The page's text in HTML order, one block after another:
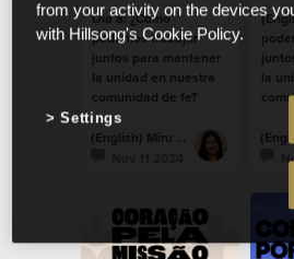
Día 8: ¿Cómo
podemos trabajar
juntos para mantener
la unidad en nuestra
comunidad de fe?
(English) Miru Lucero
la
from your activity on the devices
with Hillsong's Cookie Policy.
Settings